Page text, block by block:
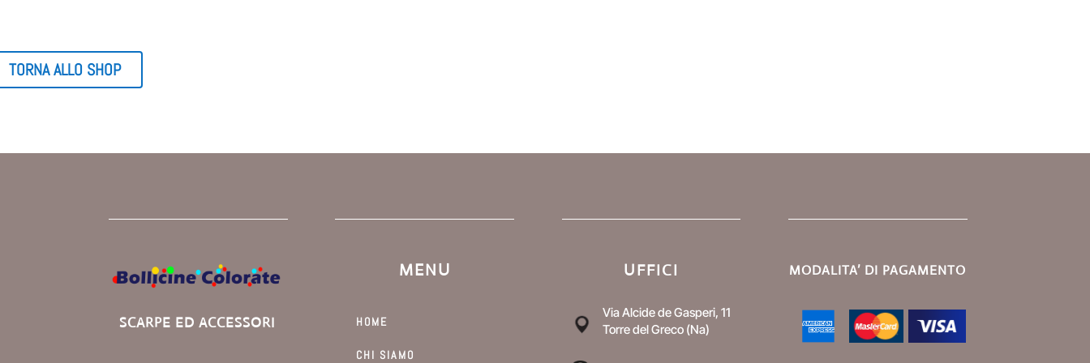
TORNA ALLO SHOP
SCARPE ED ACCESSORI
MENU
HOME
CHI SIAMO
UFFICI
Via Alcide de Gasperi, 11
Torre del Greco (Na)
MODALITA’ DI PAGAMENTO